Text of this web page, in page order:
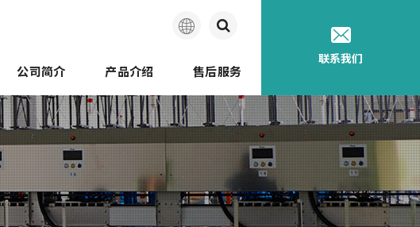
公司简介
南备迩的历史
产品介绍
種蛋
售后服务
中
文
联系我们